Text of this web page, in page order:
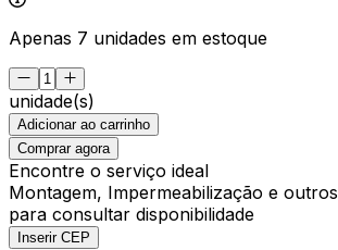
Apenas 7 unidades em estoque
unidade(s)
Adicionar ao carrinho
Comprar agora
Encontre o serviço ideal
Montagem, Impermeabilização e outros
para consultar disponibilidade
Inserir CEP